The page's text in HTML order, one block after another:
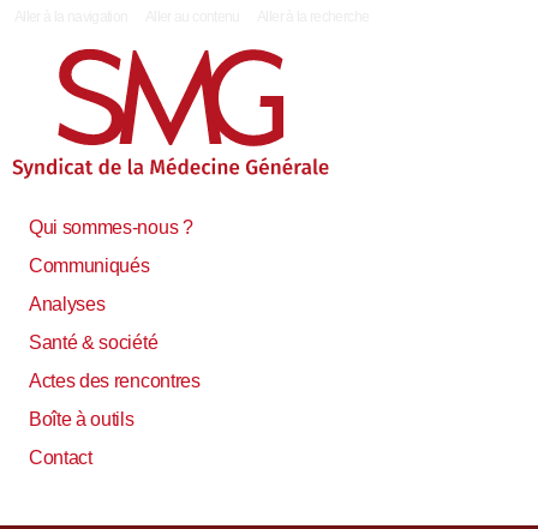
Qui sommes-nous ?
Communiqués
Analyses
Santé & société
Actes des rencontres
Boîte à outils
Contact